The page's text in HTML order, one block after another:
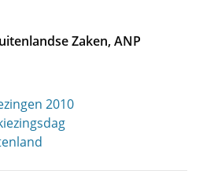
Zaken, ANP
2010